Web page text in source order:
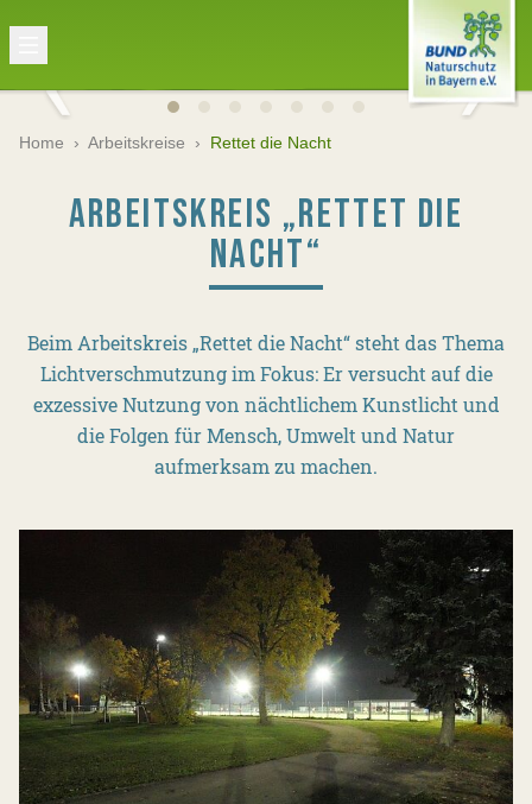
Home › Arbeitskreise › Rettet die Nacht
ARBEITSKREIS „RETTET DIE
NACHT“
Beim Arbeitskreis „Rettet die Nacht“ steht das Thema
Lichtverschmutzung im Fokus: Er versucht auf die
exzessive Nutzung von nächtlichem Kunstlicht und
die Folgen für Mensch, Umwelt und Natur
aufmerksam zu machen.